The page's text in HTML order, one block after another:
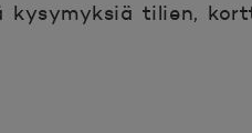
kysymyksiä tilien,